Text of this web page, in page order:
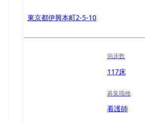
東京都伊興本町2-5-10
病床数
117床
募集職種
看護師